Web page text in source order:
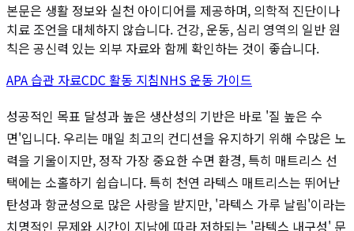
본문은 생활 정보와 실천 아이디어를 제공하며, 의학적 진단이나
치료 조언을 대체하지 않습니다. 건강, 운동, 심리 영역의 일반 원
칙은 공신력 있는 외부 자료와 함께 확인하는 것이 좋습니다.
APA 습관 자료CDC 활동 지침NHS 운동 가이드
성공적인 목표 달성과 높은 생산성의 기반은 바로 '질 높은 수
면'입니다. 우리는 매일 최고의 컨디션을 유지하기 위해 수많은 노
력을 기울이지만, 정작 가장 중요한 수면 환경, 특히 매트리스 선
택에는 소홀하기 쉽습니다. 특히 천연 라텍스 매트리스는 뛰어난
탄성과 항균성으로 많은 사랑을 받지만, '라텍스 가루 날림'이라는
치명적인 문제와 시간이 지남에 따라 저하되는 '라텍스 내구성' 문